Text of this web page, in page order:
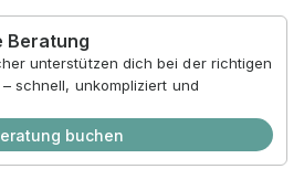
Beratung
unterstützen dich bei der richtigen
schnell, unkompliziert und
buchen